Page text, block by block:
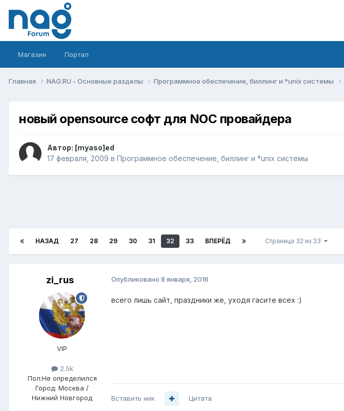
Магазин Портал
Главная NAG.RU - Основные разделы Программное обеспечение, биллинг и *unix системы
новый opensource софт для NOC провайдера
Автор: [myaso]ed
17 февраля, 2009 в Программное обеспечение, биллинг и *unix системы
НАЗАД 27 28 29 30 31 32 33 ВПЕРЁД Страница 32 из 33
zi_rus
VIP
2.5k
Пол:Не определился
Город: Москва /
Нижний Новгород
Опубликовано 8 января, 2016
всего лишь сайт, праздники же, уходя гасите всех :)
Вставить ник Цитата